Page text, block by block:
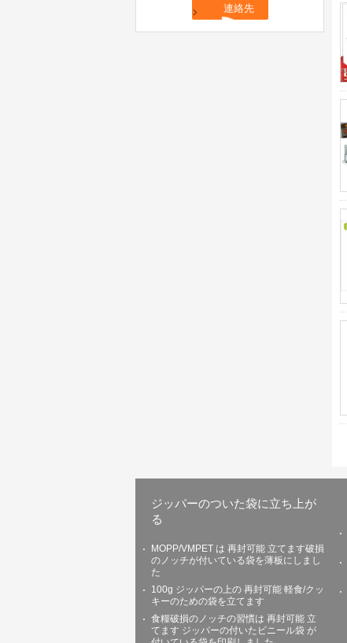
ジッパーのついた袋に立ち上が
る
MOPP/VMPET は 再封可能 立てます破損
のノッチが付いている袋を薄板にしまし
た
100g ジッパーの上の 再封可能 軽食/クッ
キーのための袋を立てます
食糧破損のノッチの習慣は 再封可能 立
てます ジッパーの付いたビニール袋 が